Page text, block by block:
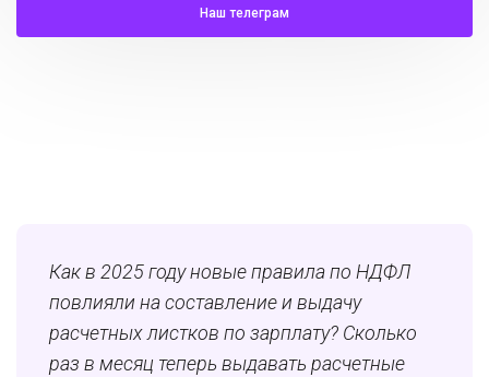
Наш телеграм
Как в 2025 году новые правила по НДФЛ
повлияли на составление и выдачу
расчетных листков по зарплату? Сколько
раз в месяц теперь выдавать расчетные